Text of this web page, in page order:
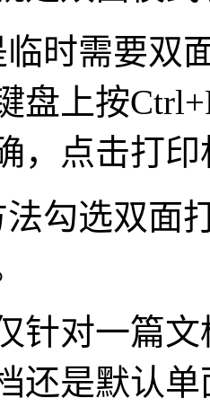
时需要双
盘上按
，点击打
勾选双面
针对一篇
还是默认